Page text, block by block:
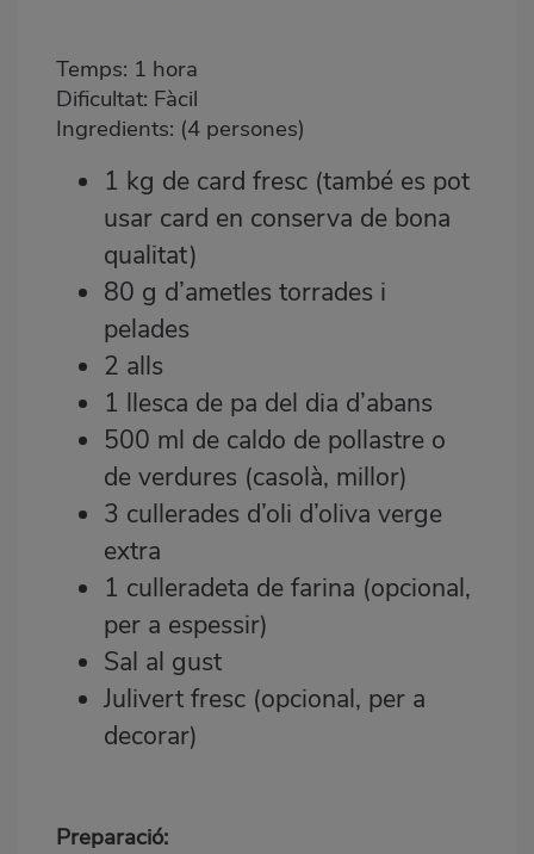
Temps: 1 hora
Dificultat: Fàcil
Ingredients: (4 persones)
1 kg de card fresc (també es pot
usar card en conserva de bona
qualitat)
80 g d’ametles torrades i
pelades
2 alls
1 llesca de pa del dia d’abans
500 ml de caldo de pollastre o
de verdures (casolà, millor)
3 cullerades d’oli d’oliva verge
extra
1 culleradeta de farina (opcional,
per a espessir)
Sal al gust
Julivert fresc (opcional, per a
decorar)
Preparació: